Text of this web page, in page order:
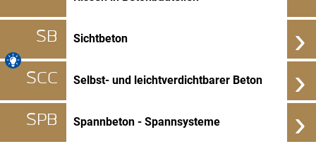
SB Sichtbeton ›
SCC Selbst- und leichtverdichtbarer Beton ›
SPB Spannbeton - Spannsysteme ›